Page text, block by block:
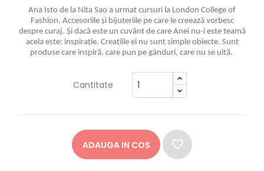
Ana Isto de la Nita Sao a urmat cursuri la London College of
Fashion. Accesoriile și bijuteriile pe care le creează vorbesc
despre curaj. Și dacă este un cuvânt de care Anei nu-i este teamă
acela este: inspirație. Creațiile ei nu sunt simple obiecte. Sunt
produse care inspiră, care pun pe gânduri, care nu se uită.
Cantitate
ADAUGA IN COS